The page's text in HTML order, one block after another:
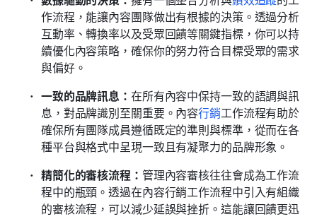
作流程，能讓內容團隊做出有根據的決策。透過分析
互動率、轉換率以及受眾回饋等關鍵指標，你可以持
續優化內容策略，確保你的努力符合目標受眾的需求
與偏好。
一致的品牌訊息： 在所有內容中保持一致的語調與訊
息，對品牌識別至關重要。內容行銷工作流程有助於
確保所有團隊成員遵循既定的準則與標準，從而在各
種平台與格式中呈現一致且有凝聚力的品牌形象。
精簡化的審核流程： 管理內容審核往往會成為工作流
程中的瓶頸。透過在內容行銷工作流程中引入有組織
的審核流程，可以減少延誤與挫折。這能讓回饋更迅